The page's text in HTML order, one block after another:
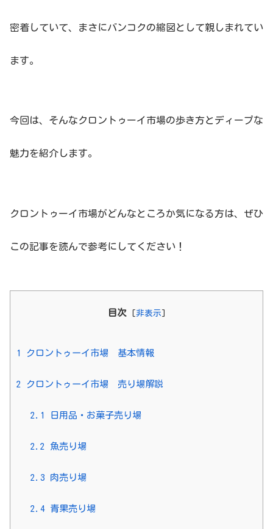
密着していて、まさにバンコクの縮図として親しまれてい
ます。
今回は、そんなクロントゥーイ市場の歩き方とディープな
魅力を紹介します。
クロントゥーイ市場がどんなところか気になる方は、ぜひ
この記事を読んで参考にしてください！
目次 [ 非表示 ]
1 クロントゥーイ市場 基本情報
2 クロントゥーイ市場 売り場解説
2.1 日用品・お菓子売り場
2.2 魚売り場
2.3 肉売り場
2.4青果売り場